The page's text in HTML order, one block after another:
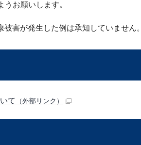
お願いします。
害が発生した例は承知していません。
て （外部リンク）